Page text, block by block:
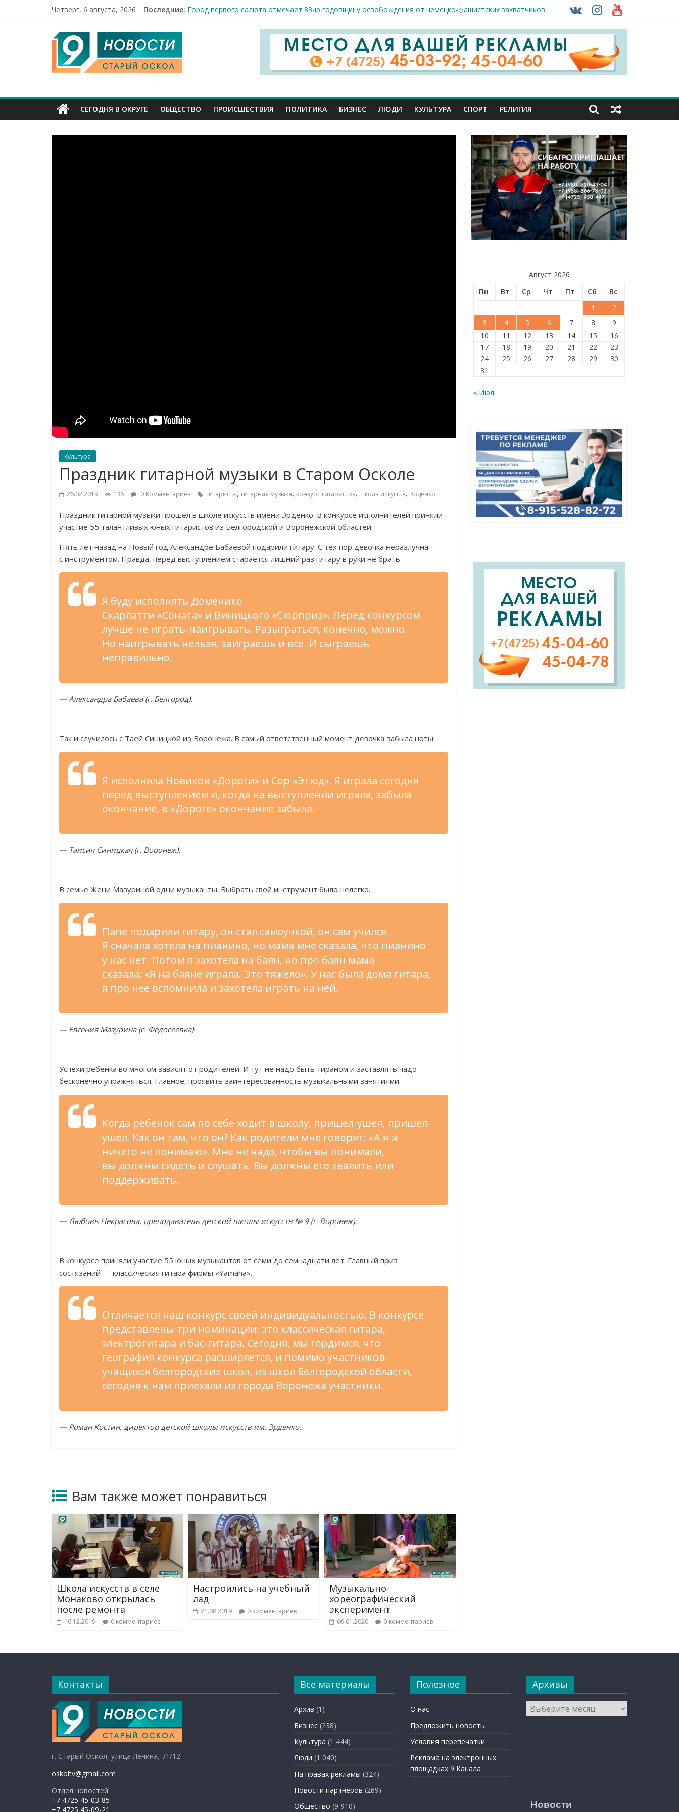
Четверг, 6 августа, 2026 Последние: Город первого салюта отмечает 83-ю годовщину освобождения от немецко-фашистских захватчиков
Новости Старого Оскола от 6 августа
Новости Старого Оскола от 5 августа
14 мирных жителей ранены сегодня в Белгородской области в результате ударов ВСУ
9
Канал
Старый
Оскол
СЕГОДНЯ В ОКРУГЕ ОБЩЕСТВО ПРОИСШЕСТВИЯ ПОЛИТИКА БИЗНЕС ЛЮДИ КУЛЬТУРА СПОРТ РЕЛИГИЯ
Культура
Праздник гитарной музыки в Старом Осколе
26.02.2019 136 0 Комментариев гитаристы, гитарная музыка, конкурс гитаристов, школа искусств, Эрденко
Праздник гитарной музыки прошел в школе искусств имени Эрденко. В конкурсе исполнителей приняли
участие 55 талантливых юных гитаристов из Белгородской и Воронежской областей.
Пять лет назад на Новый год Александре Бабаевой подарили гитару. С тех пор девочка неразлучна
с инструментом. Правда, перед выступлением старается лишний раз гитару в руки не брать.
Я буду исполнять Доменико
Скарлатти «Соната» и Виницкого «Сюрприз». Перед конкурсом
лучше не играть-наигрывать. Разыграться, конечно, можно.
Но наигрывать нельзя, заиграешь и все. И сыграешь
неправильно.
— Александра Бабаева (г. Белгород).
Так и случилось с Таей Синицкой из Воронежа. В самый ответственный момент девочка забыла ноты.
Я исполняла Новиков «Дороги» и Сор «Этюд». Я играла сегодня
перед выступлением и, когда на выступлении играла, забыла
окончание, в «Дороге» окончание забыла.
— Таисия Синицкая (г. Воронеж).
В семье Жени Мазуриной одни музыканты. Выбрать свой инструмент было нелегко.
Папе подарили гитару, он стал самоучкой, он сам учился.
Я сначала хотела на пианино, но мама мне сказала, что пианино
у нас нет. Потом я захотела на баян, но про баян мама
сказала: «Я на баяне играла. Это тяжело». У нас была дома гитара,
я про нее вспомнила и захотела играть на ней.
— Евгения Мазурина (с. Федосеевка).
Успехи ребенка во многом зависят от родителей. И тут не надо быть тираном и заставлять чадо
бесконечно упражняться. Главное, проявить заинтересованность музыкальными занятиями.
Когда ребенок сам по себе ходит в школу, пришел-ушел, пришел-
ушел. Как он там, что он? Как родители мне говорят: «Ая ж
ничего не понимаю». Мне не надо, чтобы вы понимали,
вы должны сидеть и слушать. Вы должны его хвалить или
поддерживать.
— Любовь Некрасова, преподаватель детской школы искусств № 9 (г. Воронеж).
В конкурсе приняли участие 55 юных музыкантов от семи до семнадцати лет. Главный приз
состязаний — классическая гитара фирмы «Yamaha».
Отличается наш конкурс своей индивидуальностью. В конкурсе
представлены три номинации: это классическая гитара,
электрогитара и бас-гитара. Сегодня, мы гордимся, что
география конкурса расширяется, и помимо участников-
учащихся белгородских школ, из школ Белгородской области,
сегодня к нам приехали из города Воронежа участники.
— Роман Костин, директор детской школы искусств им. Эрденко.
Вам также может понравиться
Школа искусств в селе
Монаково открылась
после ремонта
16.12.2019 0 комментариев
Настроились на учебный
лад
21.08.2019 0 комментариев
Музыкально-
хореографический
эксперимент
09.01.2020 0 комментариев
Август 2026
Пн
Вт Ср Чт Пт Сб
Вс
1
2
3
4 5 6 7 8
9
10
11 12 13 14 15
16
17
18 19 20 21 22
23
24
25 26 27 28 29
30
31
« Июл
Контакты
г. Старый Оскол, улица Ленина, 71/12
oskoltv@gmail.com
Отдел новостей:
+7 4725 45-03-85
+7 4725 45-09-21
Все материалы
Архив (1)
Бизнес (238)
Культура (1 444)
Люди (1 040)
На правах рекламы (324)
Новости партнеров (269)
Общество (9 910)
Полезное
О нас
Предложить новость
Условия перепечатки
Реклама на электронных
площадках 9 Канала
Архивы
Архивы
Новости